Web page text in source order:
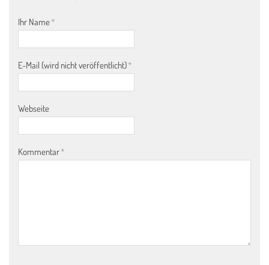
Ihr Name*
E-Mail (wird nicht veröffentlicht)*
Webseite
Kommentar*